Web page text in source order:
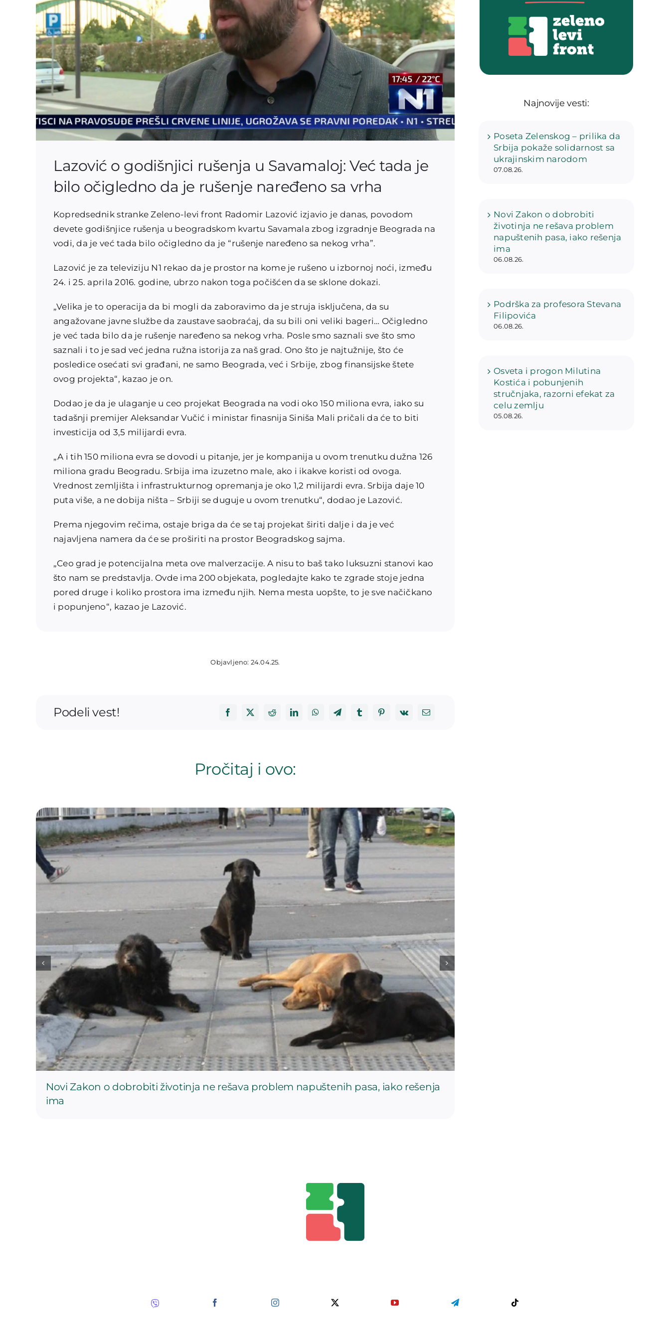
Lazović o godišnjici rušenja u Savamaloj: Već tada je
bilo očigledno da je rušenje naređeno sa vrha
Kopredsednik stranke Zeleno-levi front Radomir Lazović izjavio je danas, povodom
devete godišnjice rušenja u beogradskom kvartu Savamala zbog izgradnje Beograda na
vodi, da je već tada bilo očigledno da je “rušenje naređeno sa nekog vrha”.
Lazović je za televiziju N1 rekao da je prostor na kome je rušeno u izbornoj noći, između
24. i 25. aprila 2016. godine, ubrzo nakon toga počišćen da se sklone dokazi.
„Velika je to operacija da bi mogli da zaboravimo da je struja isključena, da su
angažovane javne službe da zaustave saobraćaj, da su bili oni veliki bageri… Očigledno
je već tada bilo da je rušenje naređeno sa nekog vrha. Posle smo saznali sve što smo
saznali i to je sad već jedna ružna istorija za naš grad. Ono što je najtužnije, što će
posledice osećati svi građani, ne samo Beograda, već i Srbije, zbog finansijske štete
ovog projekta“, kazao je on.
Dodao je da je ulaganje u ceo projekat Beograda na vodi oko 150 miliona evra, iako su
tadašnji premijer Aleksandar Vučić i ministar finasnija Siniša Mali pričali da će to biti
investicija od 3,5 milijardi evra.
„A i tih 150 miliona evra se dovodi u pitanje, jer je kompanija u ovom trenutku dužna 126
miliona gradu Beogradu. Srbija ima izuzetno male, ako i ikakve koristi od ovoga.
Vrednost zemljišta i infrastrukturnog opremanja je oko 1,2 milijardi evra. Srbija daje 10
puta više, a ne dobija ništa – Srbiji se duguje u ovom trenutku“, dodao je Lazović.
Prema njegovim rečima, ostaje briga da će se taj projekat širiti dalje i da je već
najavljena namera da će se proširiti na prostor Beogradskog sajma.
„Ceo grad je potencijalna meta ove malverzacije. A nisu to baš tako luksuzni stanovi kao
što nam se predstavlja. Ovde ima 200 objekata, pogledajte kako te zgrade stoje jedna
pored druge i koliko prostora ima između njih. Nema mesta uopšte, to je sve načičkano
i popunjeno“, kazao je Lazović.
Objavljeno: 24.04.25.
Podeli vest!
Pročitaj i ovo:
Novi Zakon o dobrobiti životinja ne rešava problem napuštenih pasa, iako rešenja
ima
Najnovije vesti:
Poseta Zelenskog – prilika da
Srbija pokaže solidarnost sa
ukrajinskim narodom
07.08.26.
Novi Zakon o dobrobiti
životinja ne rešava problem
napuštenih pasa, iako rešenja
ima
06.08.26.
Podrška za profesora Stevana
Filipovića
06.08.26.
Osveta i progon Milutina
Kostića i pobunjenih
stručnjaka, razorni efekat za
celu zemlju
05.08.26.